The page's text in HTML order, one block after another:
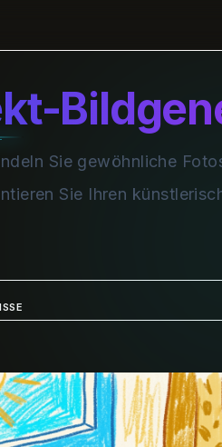
Sie gewöhnliche
Sie Ihren